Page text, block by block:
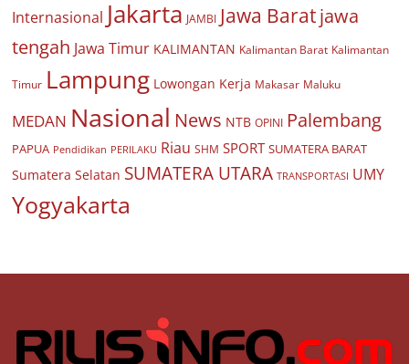
Internasional Jakarta JAMBI Jawa Baratjawa
tengah Jawa Timur KALIMANTAN Kalimantan Barat Kalimantan
Timur Lampung Lowongan Kerja Makasar Maluku
MEDAN Nasional News NTB OPINI Palembang
PAPUA Pendidikan PERILAKU Riau SHM SPORT SUMATERA BARAT
Sumatera Selatan SUMATERA UTARA TRANSPORTASI UMY
Yogyakarta